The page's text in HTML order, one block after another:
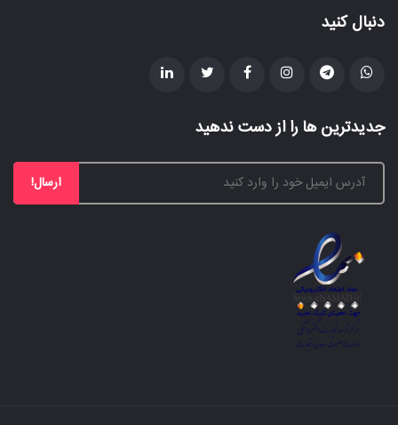
دنبال کنید
جدیدترین ها را از دست ندهید
ارسال!